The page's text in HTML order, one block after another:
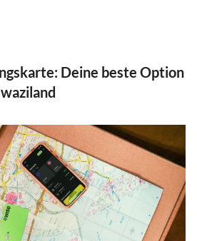
Deine beste Option